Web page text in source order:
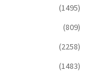
(1495)
(809)
(2258)
(1483)